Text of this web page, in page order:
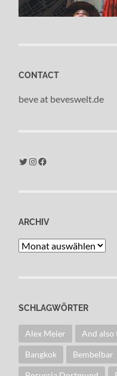
CONTACT
beve at beveswelt.de
Twitter Instagram Facebook
ARCHIV
Archiv
SCHLAGWÖRTER
Alex Meier And also
Bangkok Bembelbar